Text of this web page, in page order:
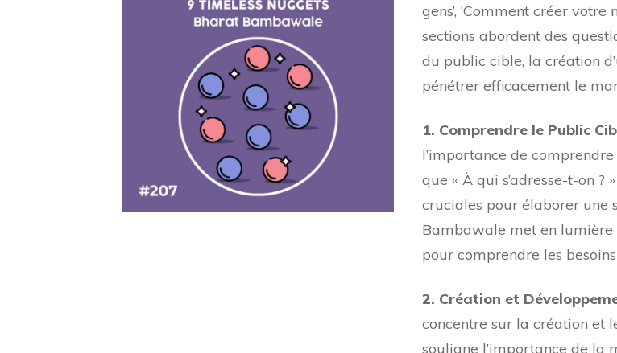
gens’, ‘Comment créer votre
sections abordent des
du public cible, la création
pénétrer efficacement le
1. Comprendre le Public
l’importance de
que « À qui s’adresse-t-on ?
cruciales pour élaborer une
Bambawale met en lumière
pour comprendre les
2. Création et
concentre sur la création et
souligne l’importance de la